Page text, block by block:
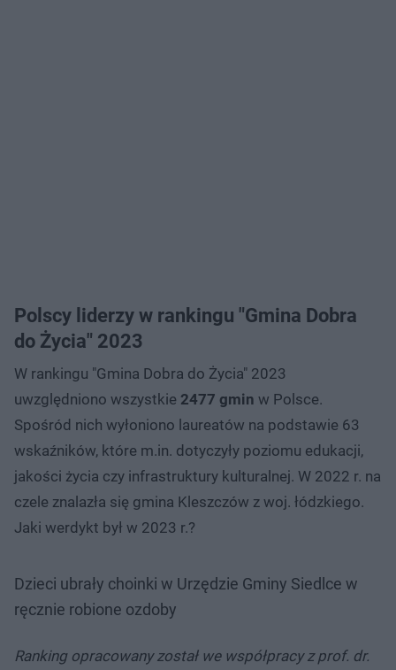
Polscy liderzy w rankingu "Gmina Dobra
do Życia" 2023
W rankingu "Gmina Dobra do Życia" 2023
uwzględniono wszystkie 2477 gmin w Polsce.
Spośród nich wyłoniono laureatów na podstawie 63
wskaźników, które m.in. dotyczyły poziomu edukacji,
jakości życia czy infrastruktury kulturalnej. W 2022 r. na
czele znalazła się gmina Kleszczów z woj. łódzkiego.
Jaki werdykt był w 2023 r.?
Dzieci ubrały choinki w Urzędzie Gminy Siedlce w
ręcznie robione ozdoby
Ranking opracowany został we współpracy z prof. dr.